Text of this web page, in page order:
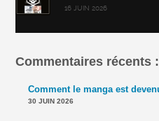
16 JUIN 2026
Commentaires récents :
30 JUIN 2026